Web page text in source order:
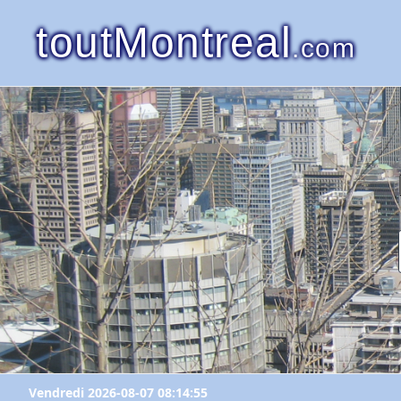
toutMontreal.com
Vendredi 2026-08-07 08:14:55